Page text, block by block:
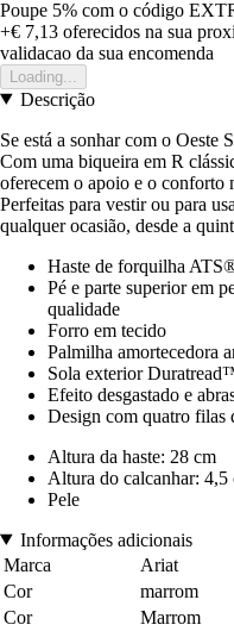
Poupe 5% com o código
+€ 7,13 oferecidos na sua
validacao da sua encomenda
Loading...
Descrição
Se está a sonhar com o Oeste
Com uma biqueira em R
oferecem o apoio e o conforto
Perfeitas para vestir ou para
qualquer ocasião, desde a
Haste de forquilha
Pé e parte superior em
qualidade
Forro em tecido
Palmilha amortecedora
Sola exterior
Efeito desgastado e
Design com quatro filas
Altura da haste: 28 cm
Altura do calcanhar: 4,5
Pele
Informações adicionais
Marca
Ariat
Cor
marrom
Cor
Marrom